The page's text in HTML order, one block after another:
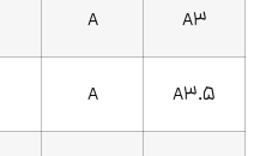
A3
A
A3.5
A